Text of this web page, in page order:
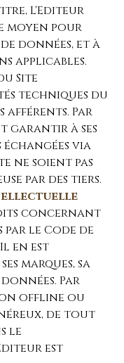
L'Editeur
moyen pour
données, et à
applicables.
Site
techniques du
afférents. Par
garantir à ses
via
ne soient pas
par des tiers.
concernant
le Code de
en est
marques, sa
Par
offline ou
de tout
le
est